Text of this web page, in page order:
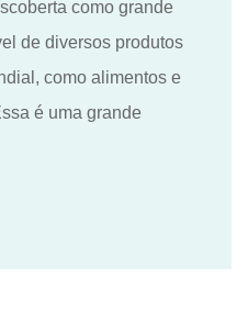
como grande
de diversos produtos
como alimentos e
é uma grande